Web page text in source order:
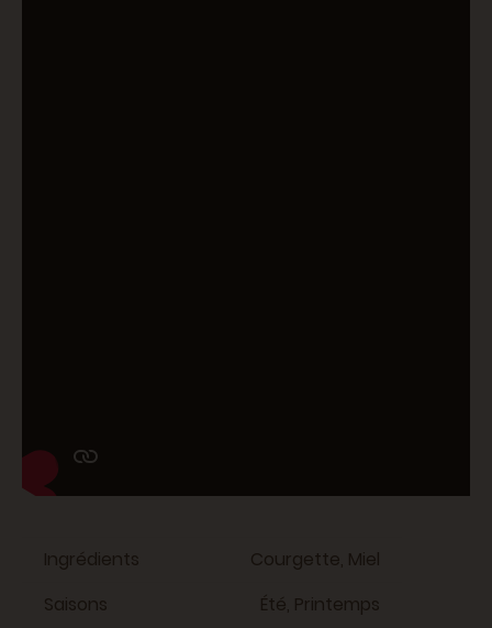
Ingrédients
Courgette, Miel
Saisons
Été, Printemps